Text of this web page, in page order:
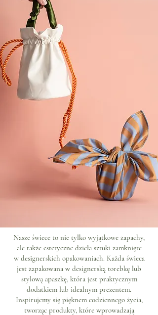
Nasze świece to nie tylko wyjątkowe zapachy,
ale także estetyczne dzieła sztuki zamknięte
w designerskich opakowaniach. Każda świeca
jest zapakowana w designerską torebkę lub
stylową apaszkę, która jest praktycznym
dodatkiem lub idealnym prezentem.
Inspirujemy się pięknem codziennego życia,
tworząc produkty, które wprowadzają